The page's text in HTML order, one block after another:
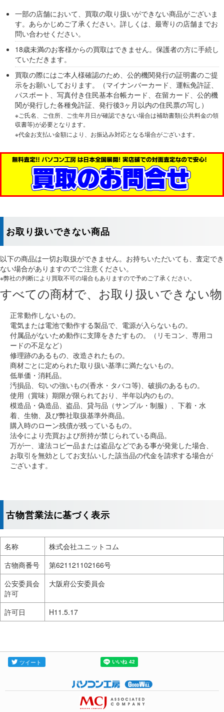
一部の店舗において、買取の取り扱いができない商品がございま
す。あらかじめご了承ください。詳しくは、最寄りの店舗までお
問い合わせください。
18歳未満のお客様からの買取はできません。保護者の方に手続し
ていただきます。
買取の際にはご本人様確認のため、公的機関発行の証明書のご提
示をお願いしております。（マイナンバーカード、運転免許証、
パスポート、写真付き住民基本台帳カード、在留カード、公的機
関が発行した各種免許証、発行後3ヶ月以内の住民票の写し ）
※ご氏名、ご住所、ご生年月日が確認できない場合は補助書類(公共料金の領
収書等)が必要となります。
※代金お支払い金額により、お振込み対応となる場合がございます。
お取り扱いできない商品
以下の商品は一切お取扱ができません。お持ちいただいても、査定でき
ない場合がありますのでご注意ください。
※弊社の判断により買取不可の場合もありますので予めご了承ください。
すべての商材で、お取り扱いできない物
正常動作しないもの。
電気または電池で動作する製品で、電源が入らないもの。
付属品がないため動作に支障をきたすもの。（リモコン、専用コ
ードの不足など）
修理跡のあるもの、改造されたもの。
商材ごとに定められた取り扱い基準に満たないもの。
低単価・消耗品。
汚損品、匂いの強いもの(香水・タバコ等)、破損のあるもの。
使用（賞味）期限が限られており、半年以内のもの。
模造品・偽造品、盗品、貸与品（サンプル・制服）、下着・水
着、生物、及び弊社取扱基準外商品。
購入時のローン残債が残っているもの。
法令により売買および所持が禁じられている商品。
万が一、違法コピー品または盗品などである事が発覚した場合、
お取引を無効としてお支払いした該当品の代金を請求する場合が
ございます。
古物営業法に基づく表示
名称
株式会社ユニットコム
古物商番号
第621121102166号
公安委員会
許可
大阪府公安委員会
許可日 H11.5.17